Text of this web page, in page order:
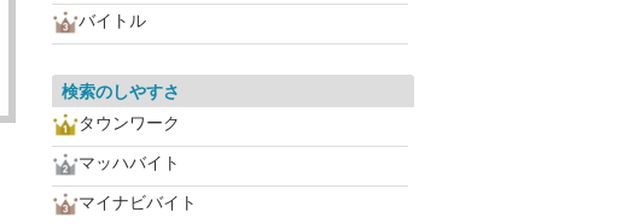
バイトル
検索のしやすさ
タウンワーク
マッハバイト
マイナビバイト